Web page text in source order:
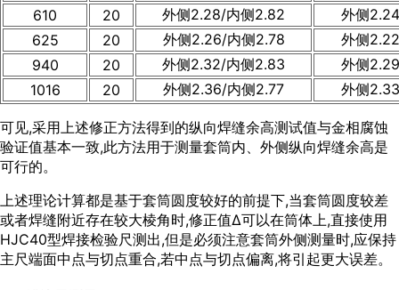
610
20 外侧2.28/内侧2.82
外侧
625
20 外侧2.26/内侧2.78
外侧
940
20 外侧2.32/内侧2.83
外侧
1016
20 外侧2.36/内侧2.77 外侧
可见,采用上述修正方法得到的纵向焊缝余高测试值与金相腐蚀
验证值基本一致,此方法用于测量套筒内、外侧纵向焊缝余高是
可行的。
上述理论计算都是基于套筒圆度较好的前提下,当套筒圆度较差
或者焊缝附近存在较大棱角时,修正值Δ可以在筒体上,直接使用
HJC40型焊接检验尺测出,但是必须注意套筒外侧测量时,应保持
主尺端面中点与切点重合,若中点与切点偏离,将引起更大误差。